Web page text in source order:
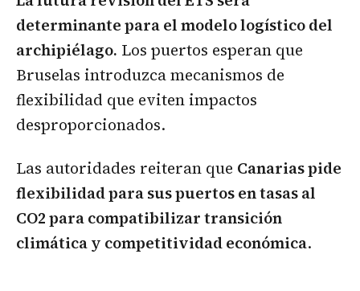
determinante para el modelo logístico del
archipiélago. Los puertos esperan que
Bruselas introduzca mecanismos de
flexibilidad que eviten impactos
desproporcionados.
Las autoridades reiteran que Canarias pide
flexibilidad para sus puertos en tasas al
CO2 para compatibilizar transición
climática y competitividad económica.